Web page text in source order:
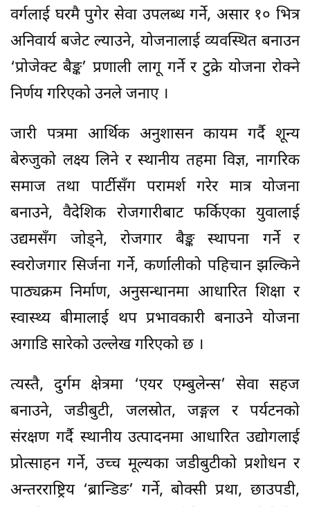
वर्गलाई घरमै पुगेर सेवा उपलब्ध गर्ने, असार १० भित्र
अनिवार्य बजेट ल्याउने, योजनालाई व्यवस्थित बनाउन
‘प्रोजेक्ट बैङ्क’ प्रणाली लागू गर्ने र टुक्रे योजना रोक्ने
निर्णय गरिएको उनले जनाए ।
जारी पत्रमा आर्थिक अनुशासन कायम गर्दै शून्य
बेरुजुको लक्ष्य लिने र स्थानीय तहमा विज्ञ, नागरिक
समाज तथा पार्टीसँग परामर्श गरेर मात्र योजना
बनाउने, वैदेशिक रोजगारीबाट फर्किएका युवालाई
उद्यमसँग जोड्ने, रोजगार बैङ्क स्थापना गर्ने र
स्वरोजगार सिर्जना गर्ने, कर्णालीको पहिचान झल्किने
पाठ्यक्रम निर्माण, अनुसन्धानमा आधारित शिक्षा र
स्वास्थ्य बीमालाई थप प्रभावकारी बनाउने योजना
अगाडि सारेको उल्लेख गरिएको छ ।
त्यस्तै, दुर्गम क्षेत्रमा ‘एयर एम्बुलेन्स’ सेवा सहज
बनाउने, जडीबुटी, जलस्रोत, जङ्गल र पर्यटनको
संरक्षण गर्दै स्थानीय उत्पादनमा आधारित उद्योगलाई
प्रोत्साहन गर्ने, उच्च मूल्यका जडीबुटीको प्रशोधन र
अन्तरराष्ट्रिय ‘ब्रान्डिङ’ गर्ने, बोक्सी प्रथा, छाउपडी,